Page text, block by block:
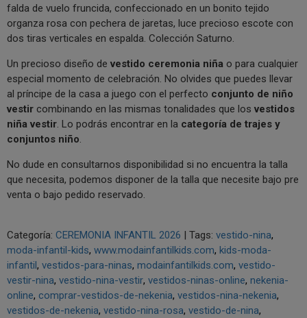
falda de vuelo fruncida, confeccionado en un bonito tejido
organza rosa con pechera de jaretas, luce precioso escote con
dos tiras verticales en espalda. Colección Saturno.
Un precioso diseño de vestido ceremonia niña o para cualquier
especial momento de celebración. No olvides que puedes llevar
al príncipe de la casa a juego con el perfecto conjunto de niño
vestir combinando en las mismas tonalidades que los vestidos
niña vestir . Lo podrás encontrar en la categoría de trajes y
conjuntos niño
No dude en consultarnos disponibilidad si no encuentra la talla
que necesita, podemos disponer de la talla que necesite bajo pre
venta o bajo pedido reservado.
Categoría: CEREMONIA INFANTIL 2026 | Tags: vestido-nina
moda-infantil-kids www.modainfantilkids.com kids-moda-
infantil vestidos-para-ninas modainfantilkids.com vestido-
vestir-nina vestido-nina-vestir vestidos-ninas-online nekenia-
online comprar-vestidos-de-nekenia vestidos-nina-nekenia
vestidos-de-nekenia vestido-nina-rosa vestido-de-nina